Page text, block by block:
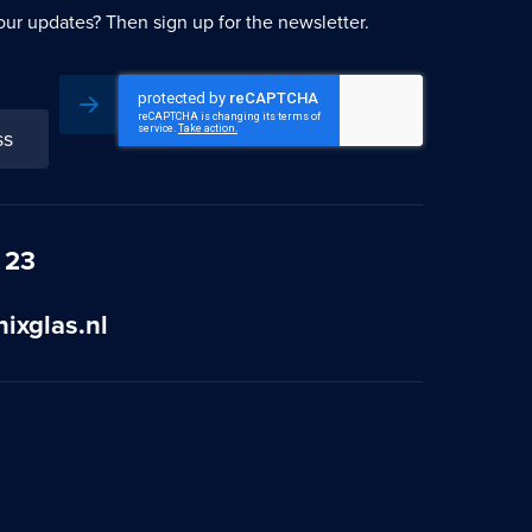
updates? Then sign up for the newsletter.
Subscribe